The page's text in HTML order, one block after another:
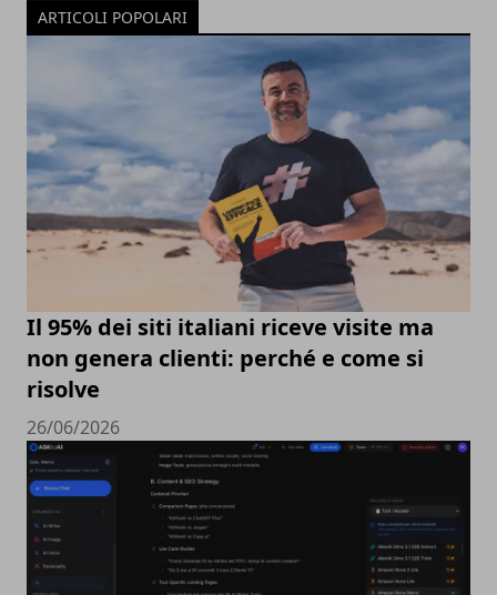
ARTICOLI POPOLARI
Il 95% dei siti italiani riceve visite ma
non genera clienti: perché e come si
risolve
26/06/2026